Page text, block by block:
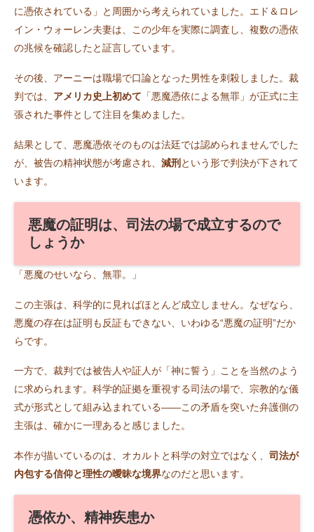
に憑依されている」と周囲から考えられていました。エド＆ロレ
イン・ウォーレン夫妻は、この少年を実際に調査し、複数の憑依
の兆候を確認したと証言しています。
その後、アーニーは職場で口論となった男性を刺殺しました。裁
判では、 アメリカ史上初めて 「悪魔憑依による無罪」が正式に主
張された事件として注目を集めました。
結果として、悪魔憑依そのものは法廷では認められませんでした
が、被告の精神状態が考慮され、 減刑 という形で判決が下されて
います。
悪魔の証明は、司法の場で成立するので
しょうか
「悪魔のせいなら、無罪。」
この主張は、科学的に見ればほとんど成立しません。なぜなら、
悪魔の存在は証明も反証もできない、いわゆる“悪魔の証明”だか
らです。
一方で、裁判では被告人や証人が「神に誓う」ことを当然のよう
に求められます。科学的証拠を重視する司法の場で、宗教的な儀
式が形式として組み込まれている――この矛盾を突いた弁護側の
主張は、確かに一理あると感じました。
本作が描いているのは、オカルトと科学の対立ではなく、 司法が
内包する信仰と理性の曖昧な境界なのだと思います。
憑依か、精神疾患か